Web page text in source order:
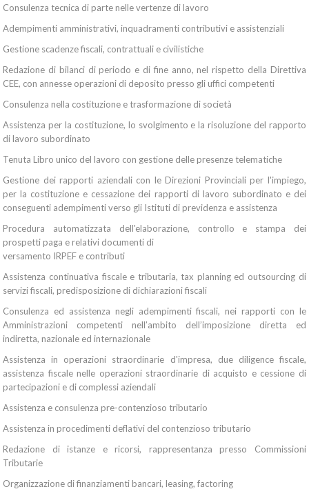
Consulenza tecnica di parte nelle vertenze di lavoro
Adempimenti amministrativi, inquadramenti contributivi e assistenziali
Gestione scadenze fiscali, contrattuali e civilistiche
Redazione di bilanci di periodo e di fine anno, nel rispetto della Direttiva
CEE, con annesse operazioni di deposito presso gli uffici competenti
Consulenza nella costituzione e trasformazione di società
Assistenza per la costituzione, lo svolgimento e la risoluzione del rapporto
di lavoro subordinato
Tenuta Libro unico del lavoro con gestione delle presenze telematiche
Gestione dei rapporti aziendali con le Direzioni Provinciali per l'impiego,
per la costituzione e cessazione dei rapporti di lavoro subordinato e dei
conseguenti adempimenti verso gli Istituti di previdenza e assistenza
Procedura automatizzata dell'elaborazione, controllo e stampa dei
prospetti paga e relativi documenti di
versamento IRPEF e contributi
Assistenza continuativa fiscale e tributaria, tax planning ed outsourcing di
servizi fiscali, predisposizione di dichiarazioni fiscali
Consulenza ed assistenza negli adempimenti fiscali, nei rapporti con le
Amministrazioni competenti nell’ambito dell’imposizione diretta ed
indiretta, nazionale ed internazionale
Assistenza in operazioni straordinarie d'impresa, due diligence fiscale,
assistenza fiscale nelle operazioni straordinarie di acquisto e cessione di
partecipazioni e di complessi aziendali
Assistenza e consulenza pre-contenzioso tributario
Assistenza in procedimenti deflativi del contenzioso tributario
Redazione di istanze e ricorsi, rappresentanza presso Commissioni
Tributarie
Organizzazione di finanziamenti bancari, leasing, factoring